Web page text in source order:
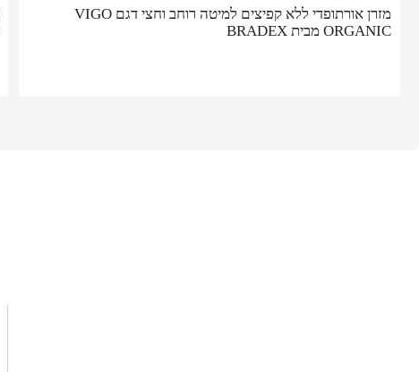
מזרן אורתופדי ללא קפיצים למיטה רוחב וחצי דגם VIGO
ORGANIC מבית BRADEX